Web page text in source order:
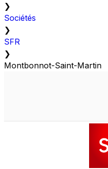
❯
Sociétés
❯
SFR
❯
Montbonnot-Saint-Martin